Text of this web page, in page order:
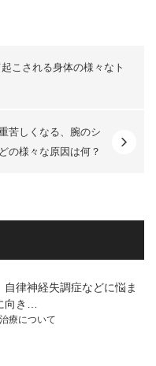
こされる身体の様々なト
苦しくなる、腕のシ
の様々な原因は何？
律神経失調症などに悩ま
向き…
治療について